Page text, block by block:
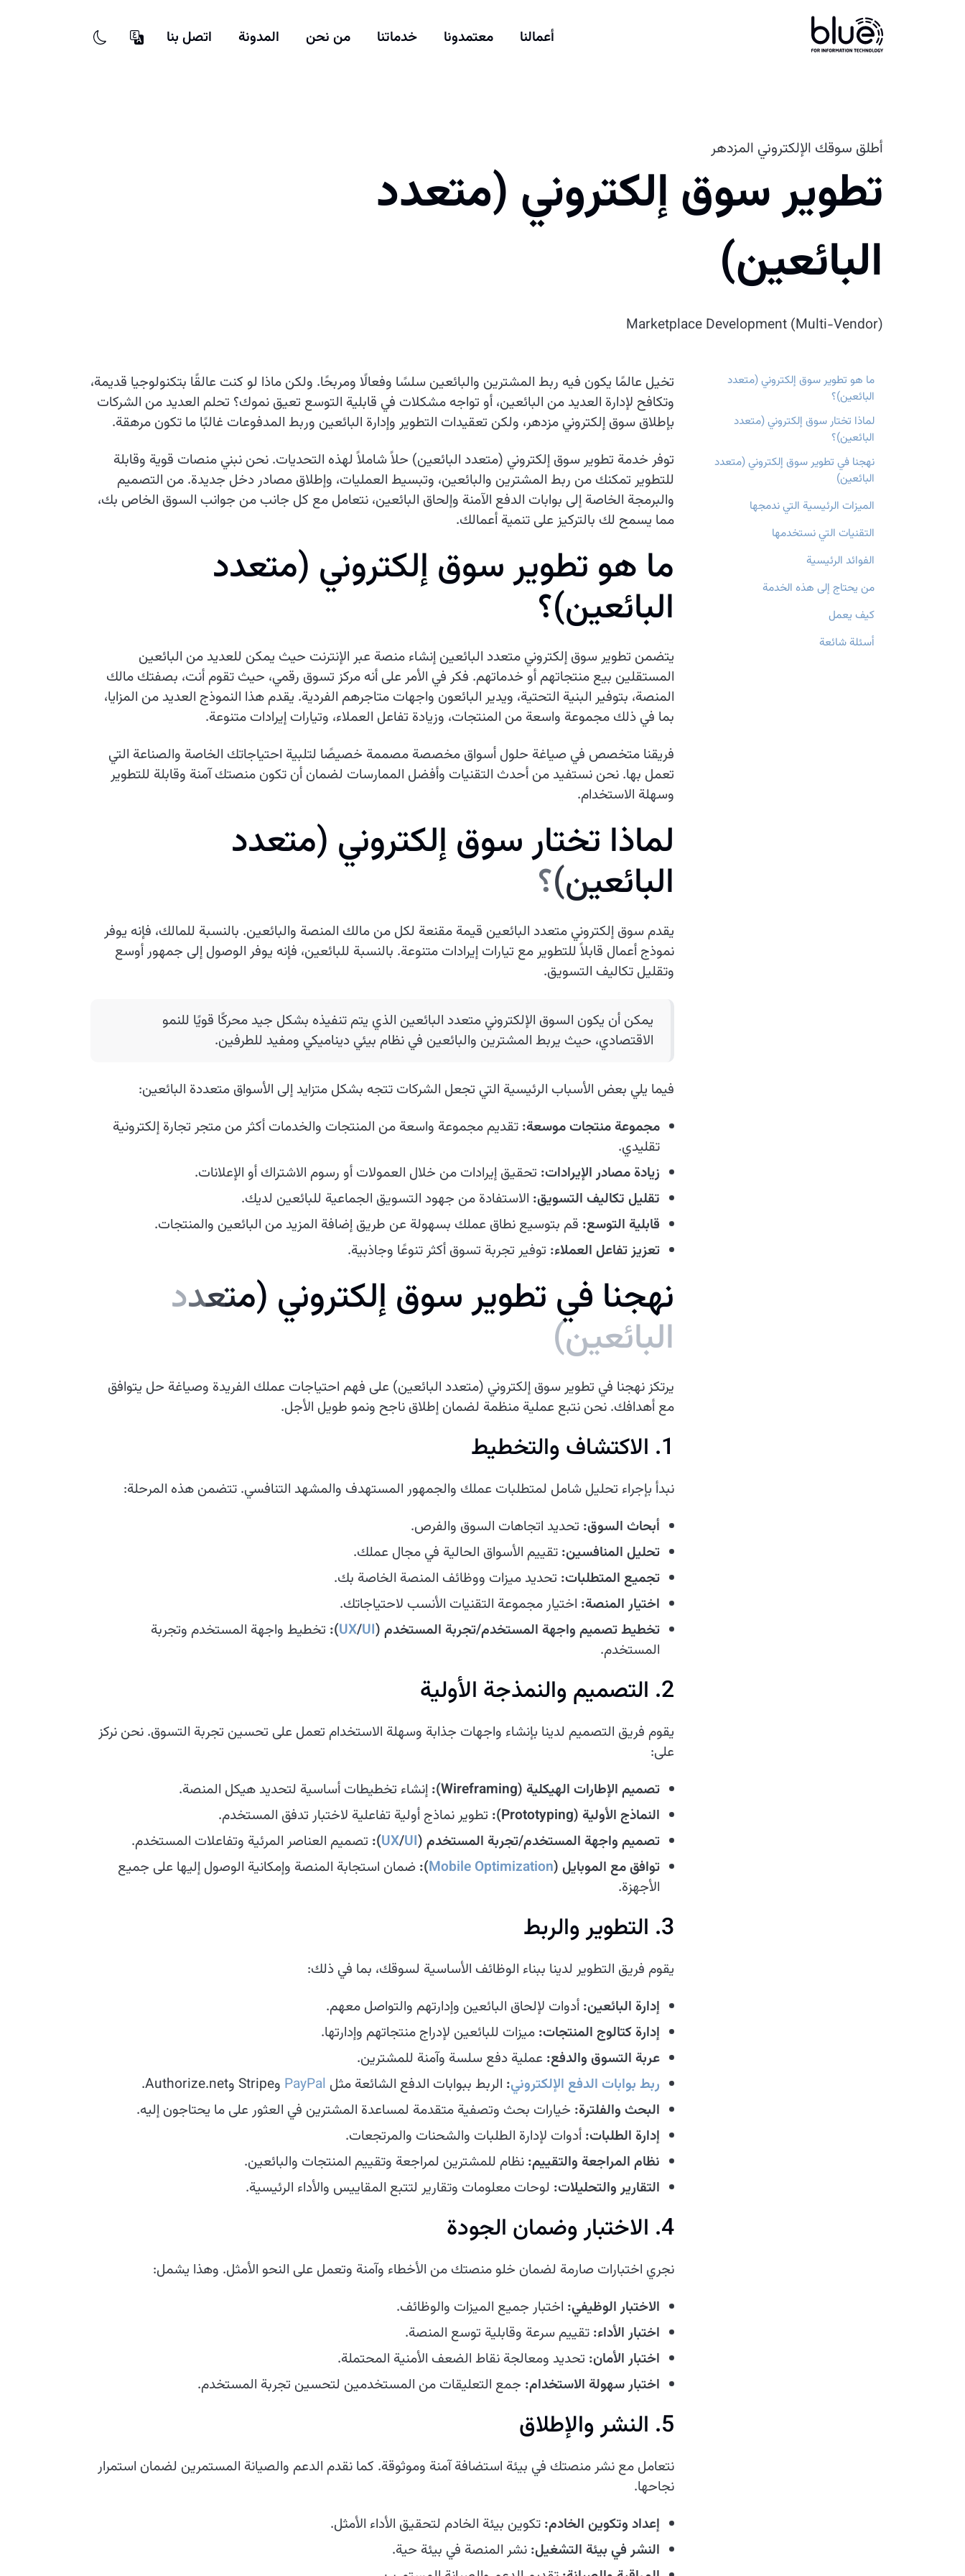
أعمالنا معتمدونا خدماتنا من نحن المدونة اتصل بنا
أطلق سوقك الإلكتروني المزدهر
تطوير سوق إلكتروني (متعدد
البائعين)
Marketplace Development (Multi-Vendor)
ما هو تطوير سوق إلكتروني (متعدد
البائعين)؟
لماذا تختار سوق إلكتروني (متعدد
البائعين)؟
نهجنا في تطوير سوق إلكتروني (متعدد
البائعين)
الميزات الرئيسية التي ندمجها
التقنيات التي نستخدمها
الفوائد الرئيسية
من يحتاج إلى هذه الخدمة
كيف يعمل
أسئلة شائعة
تخيل عالمًا يكون فيه ربط المشترين والبائعين سلسًا وفعالًا ومربحًا. ولكن ماذا لو كنت عالقًا بتكنولوجيا قديمة،
وتكافح لإدارة العديد من البائعين، أو تواجه مشكلات في قابلية التوسع تعيق نموك؟ تحلم العديد من الشركات
بإطلاق سوق إلكتروني مزدهر، ولكن تعقيدات التطوير وإدارة البائعين وربط المدفوعات غالبًا ما تكون مرهقة.
توفر خدمة تطوير سوق إلكتروني (متعدد البائعين) حلاً شاملاً لهذه التحديات. نحن نبني منصات قوية وقابلة
للتطوير تمكنك من ربط المشترين والبائعين، وتبسيط العمليات، وإطلاق مصادر دخل جديدة. من التصميم
والبرمجة الخاصة إلى بوابات الدفع الآمنة وإلحاق البائعين، نتعامل مع كل جانب من جوانب السوق الخاص بك،
مما يسمح لك بالتركيز على تنمية أعمالك.
ما هو تطويرسوق إلكتروني (متعدد
البائعين)؟
يتضمن تطوير سوق إلكتروني متعدد البائعين إنشاء منصة عبر الإنترنت حيث يمكن للعديد من البائعين
المستقلين بيع منتجاتهم أو خدماتهم. فكر في الأمر على أنه مركز تسوق رقمي، حيث تقوم أنت، بصفتك مالك
المنصة، بتوفير البنية التحتية، ويدير البائعون واجهات متاجرهم الفردية. يقدم هذا النموذج العديد من المزايا،
بما في ذلك مجموعة واسعة من المنتجات، وزيادة تفاعل العملاء، وتيارات إيرادات متنوعة.
فريقنا متخصص في صياغة حلول أسواق مخصصة مصممة خصيصًا لتلبية احتياجاتك الخاصة والصناعة التي
تعمل بها. نحن نستفيد من أحدث التقنيات وأفضل الممارسات لضمان أن تكون منصتك آمنة وقابلة للتطوير
وسهلة الاستخدام.
لماذا تختارسوق إلكتروني (متعدد
البائعين)؟
يقدم سوق إلكتروني متعدد البائعين قيمة مقنعة لكل من مالك المنصة والبائعين. بالنسبة للمالك، فإنه يوفر
نموذج أعمال قابلاً للتطوير مع تيارات إيرادات متنوعة. بالنسبة للبائعين، فإنه يوفر الوصول إلى جمهور أوسع
وتقليل تكاليف التسويق.
يمكن أن يكون السوق الإلكتروني متعدد البائعين الذي يتم تنفيذه بشكل جيد محركًا قويًا للنمو
الاقتصادي، حيث يربط المشترين والبائعين في نظام بيئي ديناميكي ومفيد للطرفين.
فيما يلي بعض الأسباب الرئيسية التي تجعل الشركات تتجه بشكل متزايد إلى الأسواق متعددة البائعين:
مجموعة منتجات موسعة: تقديم مجموعة واسعة من المنتجات والخدمات أكثر من متجر تجارة إلكترونية
تقليدي.
زيادة مصادر الإيرادات: تحقيق إيرادات من خلال العمولات أو رسوم الاشتراك أو الإعلانات.
تقليل تكاليف التسويق: الاستفادة من جهود التسويق الجماعية للبائعين لديك.
قابلية التوسع: قم بتوسيع نطاق عملك بسهولة عن طريق إضافة المزيد من البائعين والمنتجات.
تعزيز تفاعل العملاء: توفير تجربة تسوق أكثر تنوعًا وجاذبية.
نهجنا في تطويرسوق إلكتروني (متعدد
البائعين)
يرتكز نهجنا في تطوير سوق إلكتروني (متعدد البائعين) على فهم احتياجات عملك الفريدة وصياغة حل يتوافق
مع أهدافك. نحن نتبع عملية منظمة لضمان إطلاق ناجح ونمو طويل الأجل.
1. الاكتشاف والتخطيط
نبدأ بإجراء تحليل شامل لمتطلبات عملك والجمهور المستهدف والمشهد التنافسي. تتضمن هذه المرحلة:
أبحاث السوق: تحديد اتجاهات السوق والفرص.
تحليل المنافسين: تقييم الأسواق الحالية في مجال عملك.
تجميع المتطلبات: تحديد ميزات ووظائف المنصة الخاصة بك.
اختيار المنصة: اختيار مجموعة التقنيات الأنسب لاحتياجاتك.
تخطيط تصميم واجهة المستخدم/تجربة المستخدم (UI
/
UX
): تخطيط واجهة المستخدم وتجربة
المستخدم.
2. التصميم والنمذجة الأولية
يقوم فريق التصميم لدينا بإنشاء واجهات جذابة وسهلة الاستخدام تعمل على تحسين تجربة التسوق. نحن نركز
على:
تصميم الإطارات الهيكلية (Wireframing):
إنشاء تخطيطات أساسية لتحديد هيكل المنصة.
النماذج الأولية (Prototyping):
تطوير نماذج أولية تفاعلية لاختبار تدفق المستخدم.
تصميم واجهة المستخدم/تجربة المستخدم (UI
/
UX
): تصميم العناصر المرئية وتفاعلات المستخدم.
توافق مع الموبايل (Mobile Optimization
): ضمان استجابة المنصة وإمكانية الوصول إليها على جميع
الأجهزة.
3. التطوير والربط
يقوم فريق التطوير لدينا ببناء الوظائف الأساسية لسوقك، بما في ذلك:
إدارة البائعين: أدوات لإلحاق البائعين وإدارتهم والتواصل معهم.
إدارة كتالوج المنتجات: ميزات للبائعين لإدراج منتجاتهم وإدارتها.
عربة التسوق والدفع: عملية دفع سلسة وآمنة للمشترين.
ربط بوابات الدفع الإلكتروني: الربط ببوابات الدفع الشائعة مثل PayPal وStripe وAuthorize.net.
البحث والفلترة: خيارات بحث وتصفية متقدمة لمساعدة المشترين في العثور على ما يحتاجون إليه.
إدارة الطلبات: أدوات لإدارة الطلبات والشحنات والمرتجعات.
نظام المراجعة والتقييم: نظام للمشترين لمراجعة وتقييم المنتجات والبائعين.
التقارير والتحليلات: لوحات معلومات وتقارير لتتبع المقاييس والأداء الرئيسية.
4. الاختبار وضمان الجودة
نجري اختبارات صارمة لضمان خلو منصتك من الأخطاء وآمنة وتعمل على النحو الأمثل. وهذا يشمل:
الاختبار الوظيفي: اختبار جميع الميزات والوظائف.
اختبار الأداء: تقييم سرعة وقابلية توسع المنصة.
اختبار الأمان: تحديد ومعالجة نقاط الضعف الأمنية المحتملة.
اختبار سهولة الاستخدام: جمع التعليقات من المستخدمين لتحسين تجربة المستخدم.
5. النشر والإطلاق
نتعامل مع نشر منصتك في بيئة استضافة آمنة وموثوقة. كما نقدم الدعم والصيانة المستمرين لضمان استمرار
نجاحها.
إعداد وتكوين الخادم: تكوين بيئة الخادم لتحقيق الأداء الأمثل.
النشر في بيئة التشغيل: نشر المنصة في بيئة حية.